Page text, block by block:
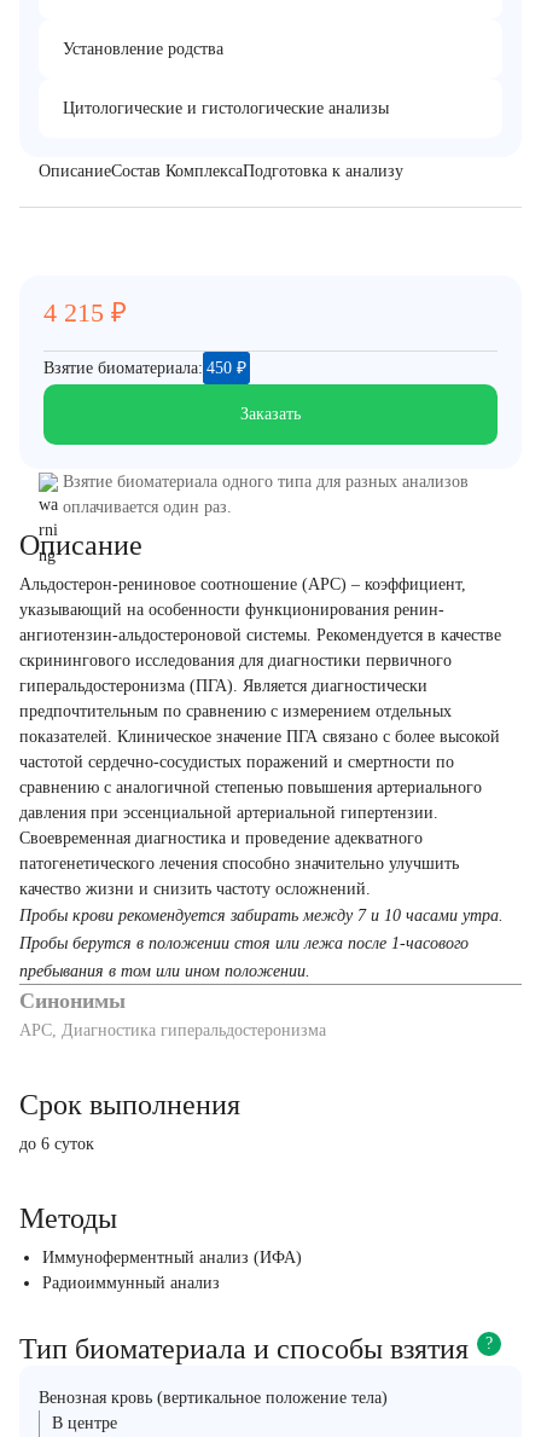
Установление родства
Цитологические и гистологические анализы
ОписаниеСостав КомплексаПодготовка к анализу
Описание
Альдостерон-рениновое соотношение (АРС) – коэффициент,
указывающий на особенности функционирования ренин-
ангиотензин-альдостероновой системы. Рекомендуется в качестве
скринингового исследования для диагностики первичного
гиперальдостеронизма (ПГА). Является диагностически
предпочтительным по сравнению с измерением отдельных
показателей. Клиническое значение ПГА связано с более высокой
частотой сердечно-сосудистых поражений и смертности по
сравнению с аналогичной степенью повышения артериального
давления при эссенциальной артериальной гипертензии.
Своевременная диагностика и проведение адекватного
патогенетического лечения способно значительно улучшить
качество жизни и снизить частоту осложнений.
Пробы крови рекомендуется забирать между 7 и 10 часами утра.
Пробы берутся в положении стоя или лежа после 1-часового
пребывания в том или ином положении.
Синонимы
АРС, Диагностика гиперальдостеронизма
4 215 ₽
Взятие биоматериала: 450 ₽
Заказать
Взятие биоматериала одного типа для разных анализов
оплачивается один раз.
Срок выполнения
до 6 суток
Методы
Иммуноферментный анализ (ИФА)
Радиоиммунный анализ
Тип биоматериала и способы взятия ?
Венозная кровь (вертикальное положение тела)
В центре